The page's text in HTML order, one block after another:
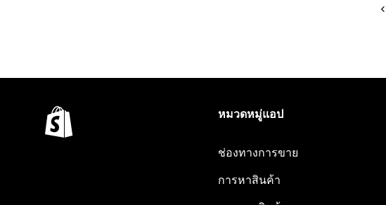
หมวดหมู่แอป
ช่องทางการขาย
การหาสินค้า